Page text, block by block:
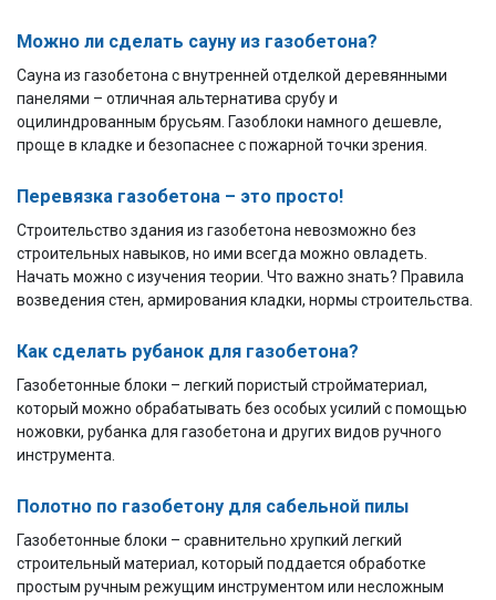
Можно ли сделать сауну из газобетона?
Сауна из газобетона с внутренней отделкой деревянными
панелями – отличная альтернатива срубу и
оцилиндрованным брусьям. Газоблоки намного дешевле,
проще в кладке и безопаснее с пожарной точки зрения.
Перевязка газобетона – это просто!
Строительство здания из газобетона невозможно без
строительных навыков, но ими всегда можно овладеть.
Начать можно с изучения теории. Что важно знать? Правила
возведения стен, армирования кладки, нормы строительства.
Как сделать рубанок для газобетона?
Газобетонные блоки – легкий пористый стройматериал,
который можно обрабатывать без особых усилий с помощью
ножовки, рубанка для газобетона и других видов ручного
инструмента.
Полотно по газобетону для сабельной пилы
Газобетонные блоки – сравнительно хрупкий легкий
строительный материал, который поддается обработке
простым ручным режущим инструментом или несложным